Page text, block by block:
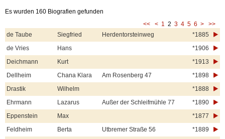
Es wurden 160 Biografien gefunden
<<
< 1 2 3 4 5 6 >
>>
de Taube
Siegfried Herdentorsteinweg
*1885
de Vries
Hans
*1906
Deichmann
Kurt
*1913
Dellheim
Chana Klara Am Rosenberg 47
*1898
Drastik
Wilhelm
*1888
Ehrmann
Lazarus Außer der Schleifmühle 77
*1890
Eppenstein
Max
*1877
Feldheim
Berta Utbremer Straße 56
*1889